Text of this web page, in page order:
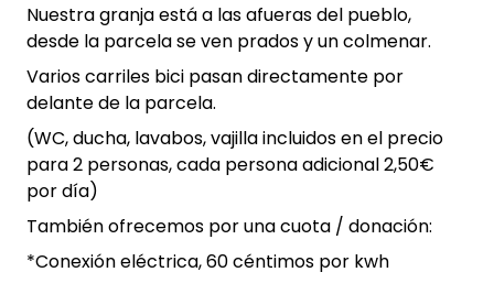
Nuestra granja está a las afueras del pueblo,
desde la parcela se ven prados y un colmenar.
Varios carriles bici pasan directamente por
delante de la parcela.
(WC, ducha, lavabos, vajilla incluidos en el precio
para 2 personas, cada persona adicional 2,50€
por día)
También ofrecemos por una cuota / donación:
*Conexión eléctrica, 60 céntimos por kwh